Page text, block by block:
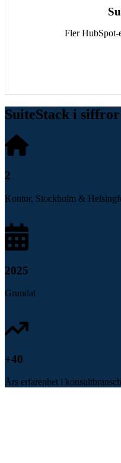
Fler HubSpot-
SuiteStack i siffror
2
Kontor, Stockholm &
2025
Grundat
+40
Års erfarenhet i